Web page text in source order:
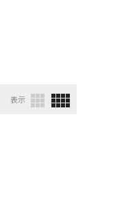
表示